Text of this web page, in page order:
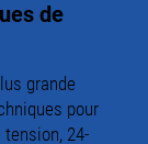
de
grande
pour
24-